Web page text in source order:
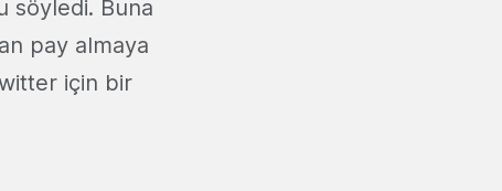
söyledi. Buna
pay almaya
için bir